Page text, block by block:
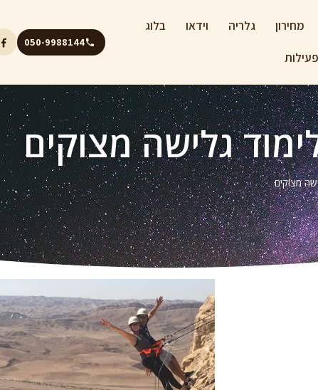
מחירון גלריה וידאו בלוג
050-9988144
גלישה מצוקים
מצוקים